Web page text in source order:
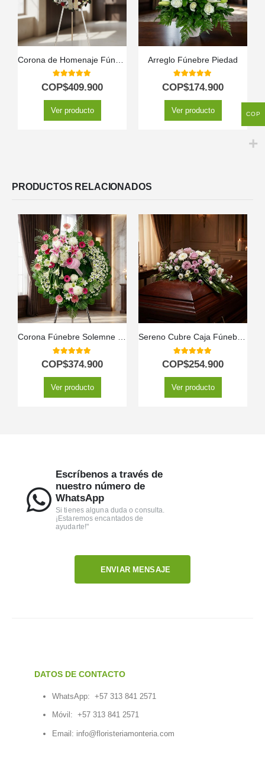
5.00out of 5
COP$409.900
Ver producto
Arreglo Fúnebre Piedad
5.00out of 5
COP$174.900
Ver producto
PRODUCTOS RELACIONADOS
Corona Fúnebre Solemne «Homenaje a Mathias» ⚜️
5.00out of 5
COP$374.900
Ver producto
Sereno Cubre Caja Fúnebre «Jardín de Ines» 🕊️
5.00out of 5
COP$254.900
Ver producto
Escríbenos a través de
nuestro número de
WhatsApp
Si tienes alguna duda o consulta.
¡Estaremos encantados de
ayudarte!"
ENVIAR MENSAJE
DATOS DE CONTACTO
WhatsApp: +57 313 841 2571
Móvil: +57 313 841 2571
Email: info@floristeriamonteria.com
COP